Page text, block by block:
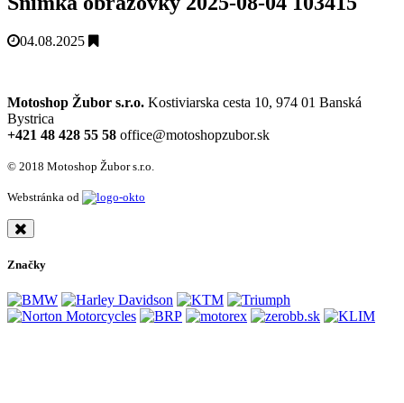
04.08.2025
Motoshop Žubor s.r.o. Kostiviarska cesta 10, 974 01 Banská
Bystrica
+421 48 428 55 58 office@motoshopzubor.sk
© 2018 Motoshop Žubor s.r.o.
Webstránka od
Značky